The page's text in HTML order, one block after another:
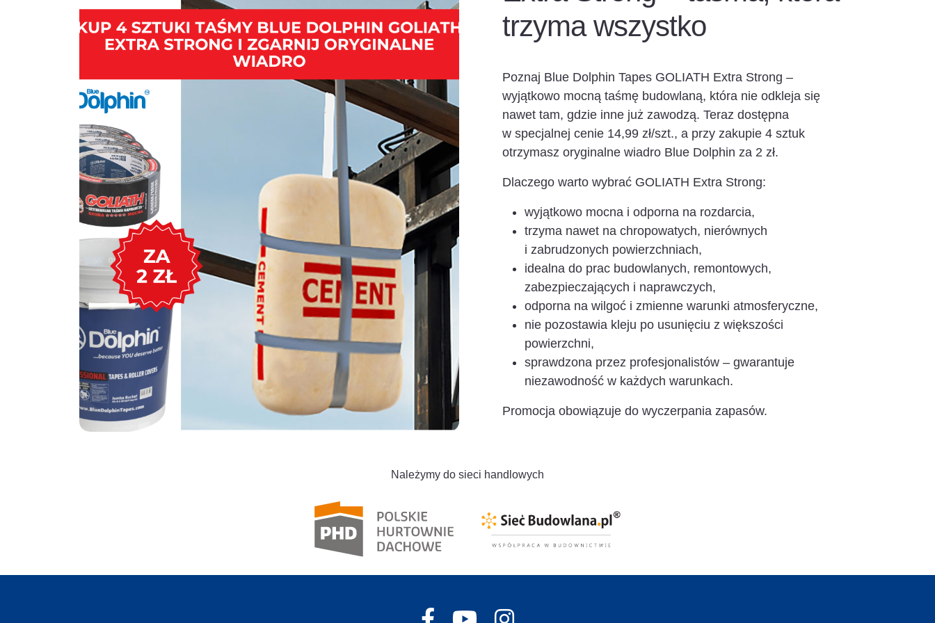
trzyma wszystko
Poznaj Blue Dolphin Tapes GOLIATH Extra Strong –
wyjątkowo mocną taśmę budowlaną, która nie odkleja się
nawet tam, gdzie inne już zawodzą. Teraz dostępna
w specjalnej cenie 14,99 zł/szt., a przy zakupie 4 sztuk
otrzymasz oryginalne wiadro Blue Dolphin za 2 zł.
Dlaczego warto wybrać GOLIATH Extra Strong:
wyjątkowo mocna i odporna na rozdarcia,
trzyma nawet na chropowatych, nierównych
i zabrudzonych powierzchniach,
idealna do prac budowlanych, remontowych,
zabezpieczających i naprawczych,
odporna na wilgoć i zmienne warunki atmosferyczne,
nie pozostawia kleju po usunięciu z większości
powierzchni,
sprawdzona przez profesjonalistów – gwarantuje
niezawodność w każdych warunkach.
Promocja obowiązuje do wyczerpania zapasów.
Należymy do sieci handlowych